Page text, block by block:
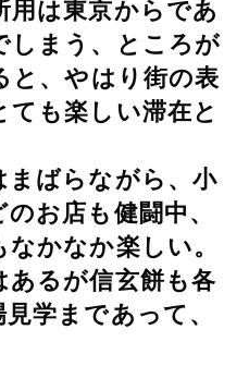
は東京からであ
しまう、ところが
と、やはり街の表
も楽しい滞在と
まばらながら、小
お店も健闘中、
かなか楽しい。
あるが信玄餅も各
学まであって、